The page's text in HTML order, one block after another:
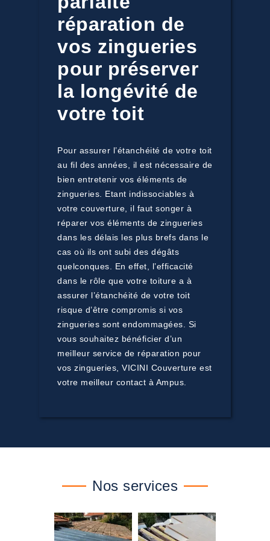
réparation de
vos zingueries
pour préserver
la longévité de
votre toit
Pour assurer l’étanchéité de votre toit
au fil des années, il est nécessaire de
bien entretenir vos éléments de
zingueries. Etant indissociables à
votre couverture, il faut songer à
réparer vos éléments de zingueries
dans les délais les plus brefs dans le
cas où ils ont subi des dégâts
quelconques. En effet, l’efficacité
dans le rôle que votre toiture a à
assurer l’étanchéité de votre toit
risque d’être compromis si vos
zingueries sont endommagées. Si
vous souhaitez bénéficier d’un
meilleur service de réparation pour
vos zingueries, VICINI Couverture est
votre meilleur contact à Ampus.
Nos services